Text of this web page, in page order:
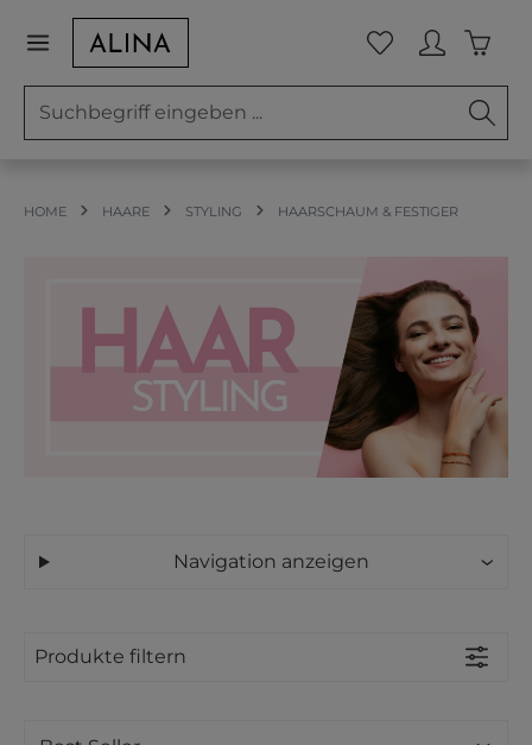
Zum Hauptinhalt springen Du hast 0
HOME HAARE STYLING HAARSCHAUM & FESTIGER
Navigation anzeigen
Produkte filtern